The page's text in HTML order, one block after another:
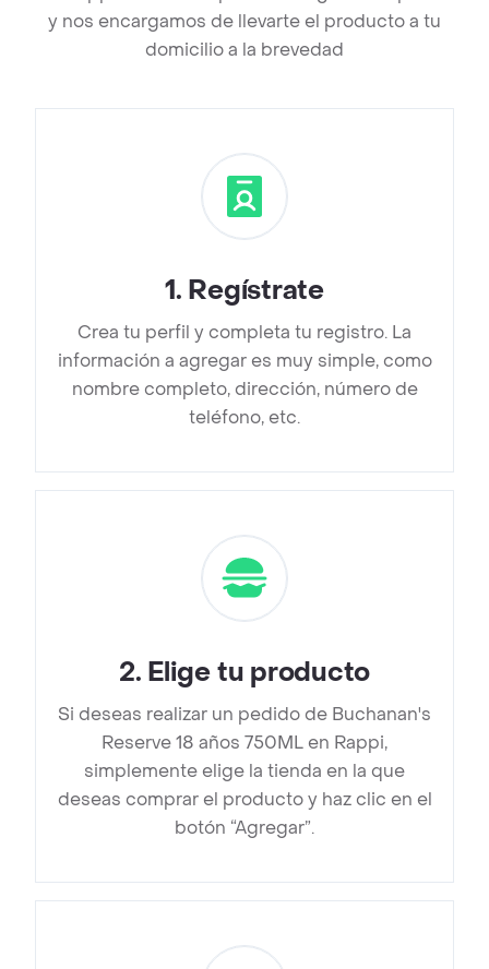
y nos encargamos de llevarte el producto a tu
domicilio a la brevedad
1. Regístrate
Crea tu perfil y completa tu registro. La
información a agregar es muy simple, como
nombre completo, dirección, número de
teléfono, etc.
2. Elige tu producto
Si deseas realizar un pedido de Buchanan's
Reserve 18 años 750ML en Rappi,
simplemente elige la tienda en la que
deseas comprar el producto y haz clic en el
botón “Agregar”.